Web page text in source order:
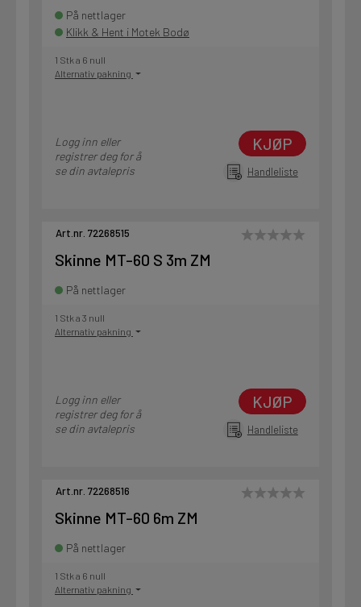
På nettlager
Klikk & Hent i Motek Bodø
1 Stk a 6 null
Alternativ pakning
Logg inn eller
registrer deg for å
se din avtalepris
KJØP
Handleliste
Art.nr. 72268515
Skinne MT-60 S 3m ZM
På nettlager
1 Stk a 3 null
Alternativ pakning
Logg inn eller
registrer deg for å
se din avtalepris
KJØP
Handleliste
Art.nr. 72268516
Skinne MT-60 6m ZM
På nettlager
1 Stk a 6 null
Alternativ pakning